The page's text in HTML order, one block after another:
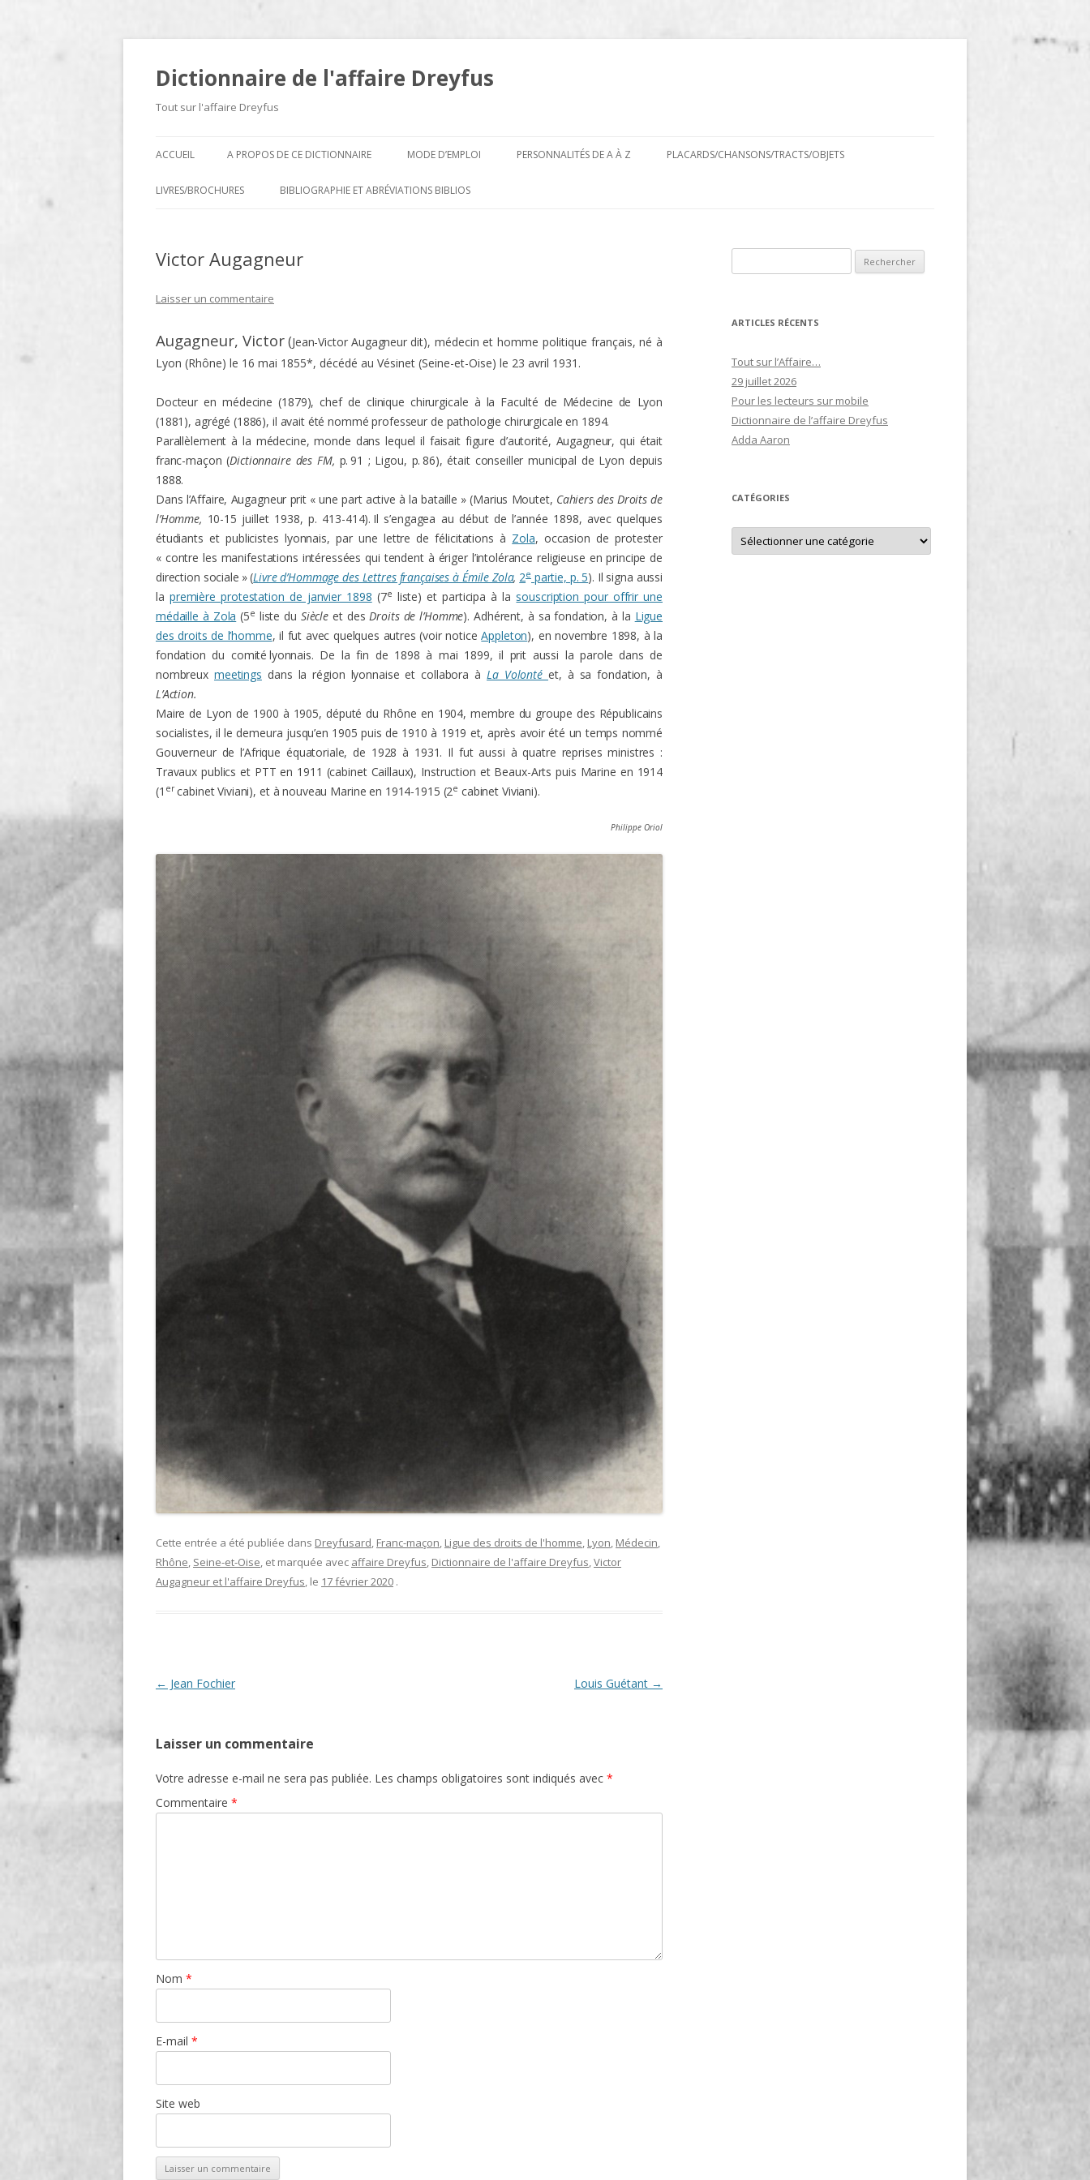
Dictionnaire de l'affaire Dreyfus
Tout sur l'affaire Dreyfus
au
ACCUEIL A PROPOS DE CE DICTIONNAIRE MODE D’EMPLOI PERSONNALITÉS DE A À Z PLACARDS/CHANSONS/TRACTS/OBJETS
LIVRES/BROCHURES
D
R
T
BIBLIOGRAPHIE ET ABRÉVIATIONS BIBLIOS
Victor Augagneur
Laisser un commentaire
Augagneur, Victor(Jean-Victor Augagneur dit), médecin et homme politique français, né à
Lyon (Rhône) le 16 mai 1855*, décédé au Vésinet (Seine-et-Oise) le 23 avril 1931.
Docteur en médecine (1879), chef de clinique chirurgicale à la Faculté de Médecine de Lyon
(1881), agrégé (1886), il avait été nommé professeur de pathologie chirurgicale en 1894.
Parallèlement à la médecine, monde dans lequel il faisait figure d’autorité, Augagneur, qui était
franc-maçon (Dictionnaire des FM, p. 91 ; Ligou, p. 86), était conseiller municipal de Lyon depuis
1888.
Dans l’Affaire, Augagneur prit « une part active à la bataille » (Marius Moutet, Cahiers des Droits de
l’Homme, 10-15 juillet 1938, p. 413-414). Il s’engagea au début de l’année 1898, avec quelques
étudiants et publicistes lyonnais, par une lettre de félicitations à Zola, occasion de protester
« contre les manifestations intéressées qui tendent à ériger l’intolérance religieuse en principe de
direction sociale » (Livre d’Hommage des Lettres françaises à Émile Zola, 2epartie, p. 5). Il signa aussi
la première protestation de janvier 1898 (7e liste) et participa à la souscription pour offrir une
médaille à Zola (5e liste du Siècleet desDroits de l’Homme). Adhérent, à sa fondation, à la Ligue
des droits de l’homme, il fut avec quelques autres (voir noticeAppleton), en novembre 1898, à la
fondation du comité lyonnais. De la fin de 1898 à mai 1899, il prit aussi la parole dans de
nombreux meetings dans la région lyonnaise et collabora àLa Volonté et, à sa fondation, à
L’Action.
Maire de Lyon de 1900 à 1905, député du Rhône en 1904, membre du groupe des Républicains
socialistes, il le demeura jusqu’en 1905 puis de 1910 à 1919 et, après avoir été un temps nommé
Gouverneur de l’Afrique équatoriale, de 1928 à 1931. Il fut aussi à quatre reprises ministres :
Travaux publics et PTT en 1911 (cabinet Caillaux), Instruction et Beaux-Arts puis Marine en 1914
(1 ercabinet Viviani), et à nouveau Marine en 1914-1915 (2e cabinet Viviani).
Philippe Oriol
Cette entrée a été publiée dans Dreyfusard, Franc-maçon, Ligue des droits de l'homme, Lyon, Médecin,
Rhône, Seine-et-Oise, et marquée avec affaire Dreyfus, Dictionnaire de l'affaire Dreyfus,Victor
Augagneur et l'affaire Dreyfus, le 17 février 2020 .
Navigation
← Jean Fochier Louis Guétant →
Laisser un commentaire
Votre adresse e-mail ne sera pas publiée. Les champs obligatoires sont indiqués avec *
Commentaire *
Nom *
E-mail *
Site web
ARTICLES RÉCENTS
Tout sur l’Affaire…
29 juillet 2026
Pour les lecteurs sur mobile
Dictionnaire de l’affaire Dreyfus
Adda Aaron
CATÉGORIES
Catégories